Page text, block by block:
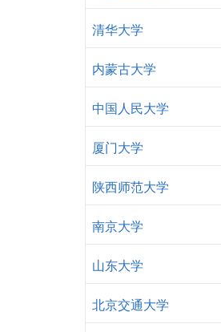
清华大学
内蒙古大学
中国人民大学
厦门大学
陕西师范大学
南京大学
山东大学
北京交通大学